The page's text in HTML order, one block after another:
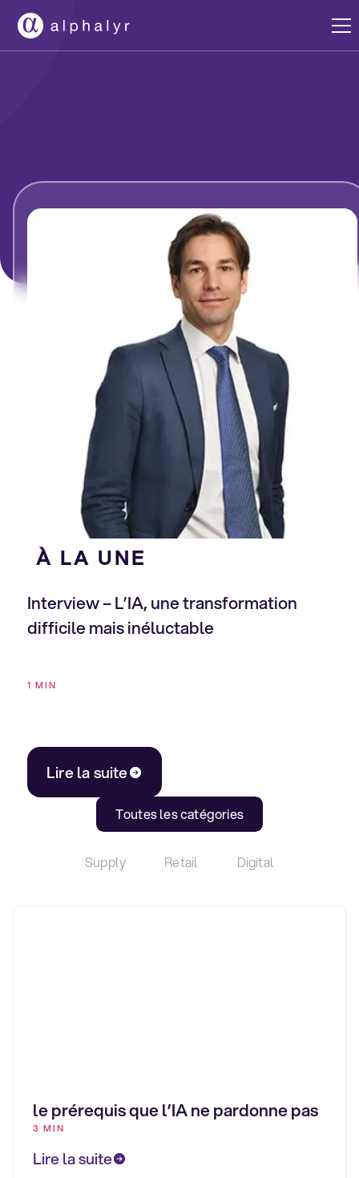
À LA UNE
Interview – L’IA, une transformation
difficile mais inéluctable
1 MIN
Lire la suite
Toutes les catégories
Supply Retail Digital
le prérequis que l’IA ne pardonne pas
3 MIN
Lire la suite